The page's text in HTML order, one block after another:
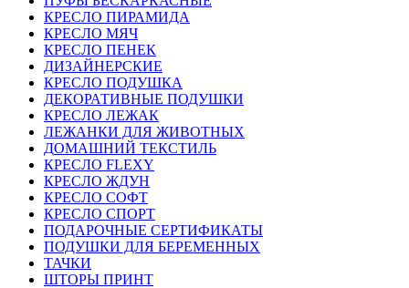
КРЕСЛО ПИРАМИДА
КРЕСЛО МЯЧ
КРЕСЛО ПЕНЕК
ДИЗАЙНЕРСКИЕ
КРЕСЛО ПОДУШКА
ДЕКОРАТИВНЫЕ ПОДУШКИ
КРЕСЛО ЛЕЖАК
ЛЕЖАНКИ ДЛЯ ЖИВОТНЫХ
ДОМАШНИЙ ТЕКСТИЛЬ
КРЕСЛО FLEXY
КРЕСЛО ЖДУН
КРЕСЛО СОФТ
КРЕСЛО СПОРТ
ПОДАРОЧНЫЕ СЕРТИФИКАТЫ
ПОДУШКИ ДЛЯ БЕРЕМЕННЫХ
ТАЧКИ
ШТОРЫ ПРИНТ